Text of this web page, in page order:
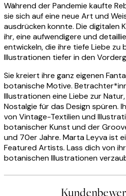
Während der Pandemie kaufte
sie sich auf eine neue Art und
ausdrücken konnte. Die digitalen
ihr, eine aufwendigere und
entwickeln, die ihre tiefe Liebe zu
Illustrationen tiefer in den
Sie kreiert ihre ganz eigenen
botanische Motive.
Illustrationen eine Liebe zur
Nostalgie für das Design spüren.
von Vintage-Textilien und
botanischer Kunst und der
und 70er Jahre. Marta Leyva ist
Featured Artists. Lass dich von
botanischen Illustrationen